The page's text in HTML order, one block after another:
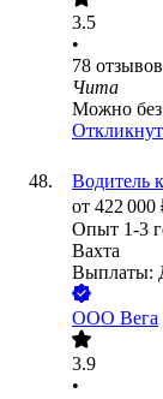
3.5
•
78 отзывов
Чита
Можно
Водитель
от 422 000
Опыт 1-3
Вахта
Выплаты:
ООО Вега
3.9
•